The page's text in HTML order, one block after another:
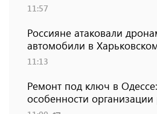
11:57
Россияне атаковали
автомобили в
11:13
Ремонт под ключ в
особенности